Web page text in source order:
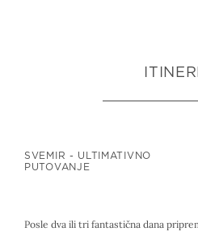
SVEMIR - ULTIMATIVNO
PUTOVANJE
Posle dva ili tri fantastična dana